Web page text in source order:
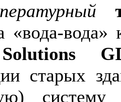
«вода-
старых